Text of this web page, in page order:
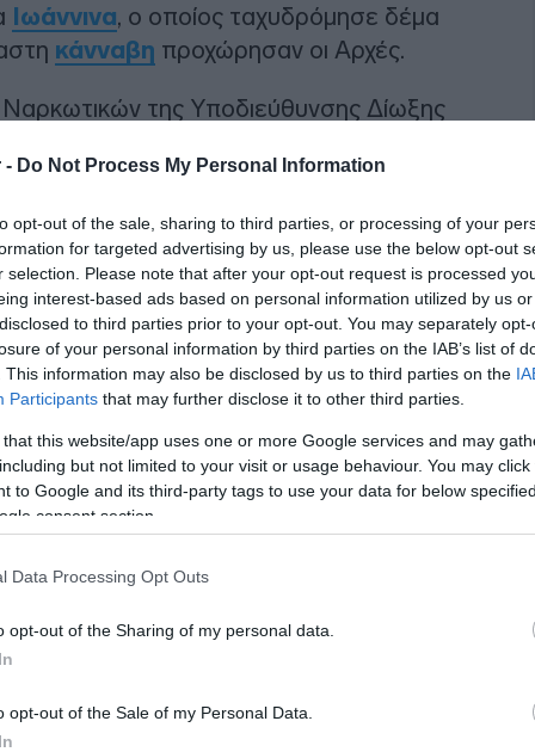
- Do Not Process My Personal Information
opt-out of the sale, sharing to third parties, or processing of your
for targeted advertising by us, please use the below opt-out
selection. Please note that after your opt-out request is processed
interest-based ads based on personal information utilized by us
to third parties prior to your opt-out. You may separately
of your personal information by third parties on the IAB’s list of
This information may also be disclosed by us to third parties on the
Participants that may further disclose it to other third parties.
that this website/app uses one or more Google services and may
but not limited to your visit or usage behaviour. You may
to Google and its third-party tags to use your data for below
consent section.
Data Processing Opt Outs
opt-out of the Sharing of my personal data.
opt-out of the Sale of my Personal Data.
Ιωάννινα, ο οποίος ταχυδρόμησε δέμα
κάνναβη προχώρησαν οι Αρχές.
της Υποδιεύθυνσης Δίωξης
σε συνεργασία με το Τμήμα Δίωξης και
Θεσσαλονίκης, ταυτοποιήθηκε
διακίνηση ναρκωτικών, ενώ
του πατέρα του, για παραμέληση της
έρευνα, ο ανήλικος είχε
βάρους -175- γραμμαρίων, με